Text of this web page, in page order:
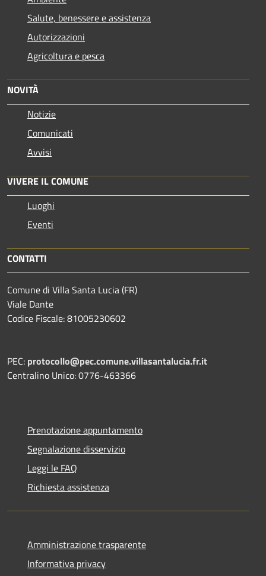
Salute, benessere e assistenza
Autorizzazioni
Agricoltura e pesca
NOVITÀ
Notizie
Comunicati
Avvisi
VIVERE IL COMUNE
Luoghi
Eventi
CONTATTI
Comune di Villa Santa Lucia (FR)
Viale Dante
Codice Fiscale: 81005230602
PEC: protocollo@pec.comune.villasantalucia.fr.it
Centralino Unico: 0776-463366
Prenotazione appuntamento
Segnalazione disservizio
Leggi le FAQ
Richiesta assistenza
Amministrazione trasparente
Informativa privacy